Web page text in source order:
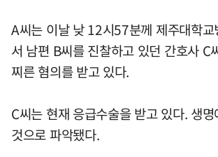
A씨는 이날 낮 12시57분께 제주대학교
서 남편 B씨를 진찰하고 있던 간호사 C
찌른 혐의를 받고 있다.
C씨는 현재 응급수술을 받고 있다. 생
것으로 파악됐다.